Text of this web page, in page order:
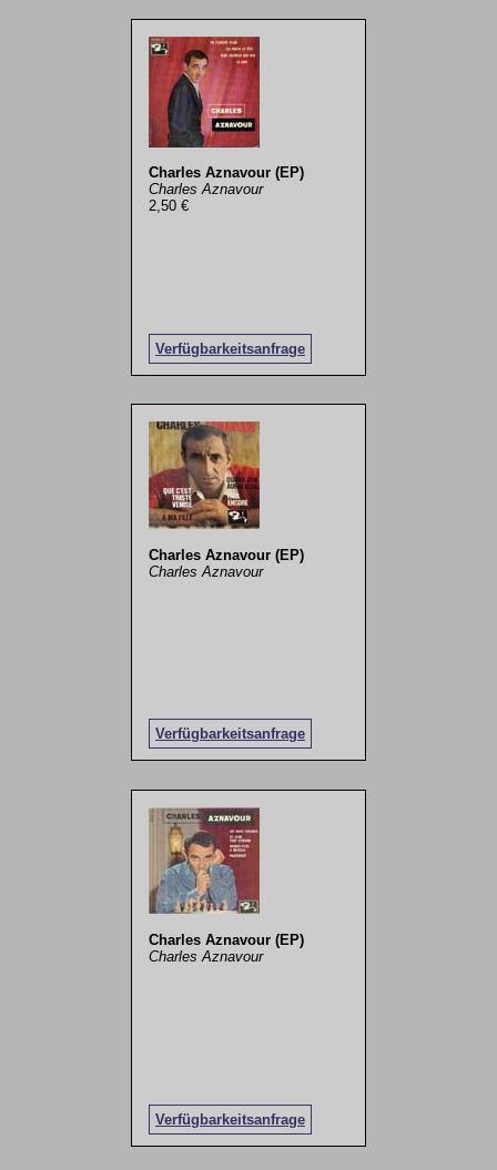
Charles Aznavour (EP)
Charles Aznavour
2,50 €
Verfügbarkeitsanfrage
Charles Aznavour (EP)
Charles Aznavour
Verfügbarkeitsanfrage
Charles Aznavour (EP)
Charles Aznavour
Verfügbarkeitsanfrage